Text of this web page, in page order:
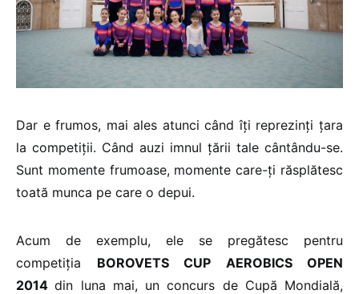
Dar e frumos, mai ales atunci când îți reprezinți țara
la competiții. Când auzi imnul țării tale cântându-se.
Sunt momente frumoase, momente care-ți răsplătesc
toată munca pe care o depui.
Acum de exemplu, ele se pregătesc pentru
competiția BOROVETS CUP AEROBICS OPEN
2014din luna mai, un concurs de Cupă Mondială,